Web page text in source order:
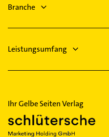
Gebäudereinigung
Branche
Leistungsumfang
Ihr Gelbe Seiten Verlag